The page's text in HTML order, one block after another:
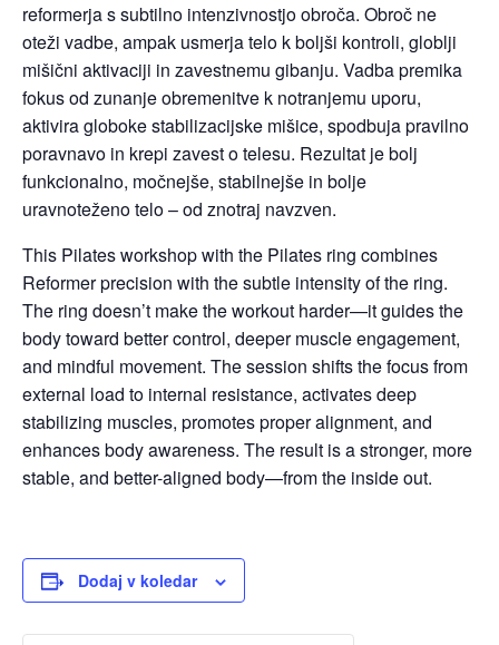
reformerja s subtilno intenzivnostjo obroča. Obroč ne
oteži vadbe, ampak usmerja telo k boljši kontroli, globlji
mišični aktivaciji in zavestnemu gibanju. Vadba premika
fokus od zunanje obremenitve k notranjemu uporu,
aktivira globoke stabilizacijske mišice, spodbuja pravilno
poravnavo in krepi zavest o telesu. Rezultat je bolj
funkcionalno, močnejše, stabilnejše in bolje
uravnoteženo telo – od znotraj navzven.
This Pilates workshop with the Pilates ring combines
Reformer precision with the subtle intensity of the ring.
The ring doesn’t make the workout harder—it guides the
body toward better control, deeper muscle engagement,
and mindful movement. The session shifts the focus from
external load to internal resistance, activates deep
stabilizing muscles, promotes proper alignment, and
enhances body awareness. The result is a stronger, more
stable, and better-aligned body—from the inside out.
Dodaj v koledar